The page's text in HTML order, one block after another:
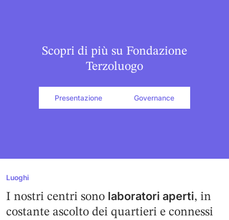
Scopri di più su Fondazione
Terzoluogo
Presentazione Governance
Luoghi
I nostri centri sono laboratori aperti, in
costante ascolto dei quartieri e connessi